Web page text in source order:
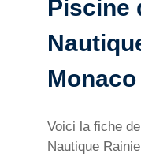
Piscine
Monaco
Voici la fiche
Nautique